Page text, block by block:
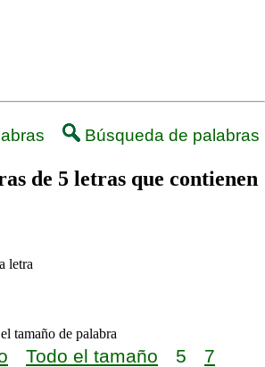
Búsqueda de palabras
de 5 letras que contienen
letra
tamaño de palabra
Todo el tamaño 5 7